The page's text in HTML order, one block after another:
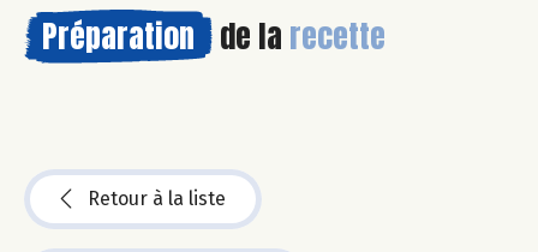
Préparation de la recette
Retour à la liste